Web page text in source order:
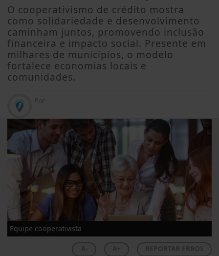
O cooperativismo de crédito mostra
como solidariedade e desenvolvimento
caminham juntos, promovendo inclusão
financeira e impacto social. Presente em
milhares de municípios, o modelo
fortalece economias locais e
comunidades.
Por
Equipe cooperativista